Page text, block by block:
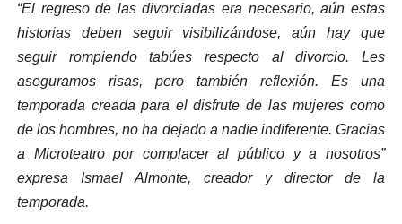
“El regreso de las divorciadas era necesario, aún estas
historias deben seguir visibilizándose, aún hay que
seguir rompiendo tabúes respecto al divorcio. Les
aseguramos risas, pero también reflexión. Es una
temporada creada para el disfrute de las mujeres como
de los hombres, no ha dejado a nadie indiferente. Gracias
a Microteatro por complacer al público y a nosotros”
expresa Ismael Almonte, creador y director de la
temporada.